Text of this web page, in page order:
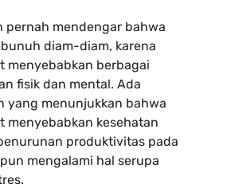
pernah mendengar bahwa
diam-diam, karena
menyebabkan berbagai
fisik dan mental. Ada
yang menunjukkan bahwa
menyebabkan kesehatan
produktivitas pada
mengalami hal serupa